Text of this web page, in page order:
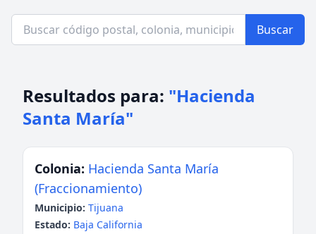
Buscar
Resultados para: "Hacienda
Santa María"
Colonia: Hacienda Santa María
(Fraccionamiento)
Municipio: Tijuana
Estado: Baja California